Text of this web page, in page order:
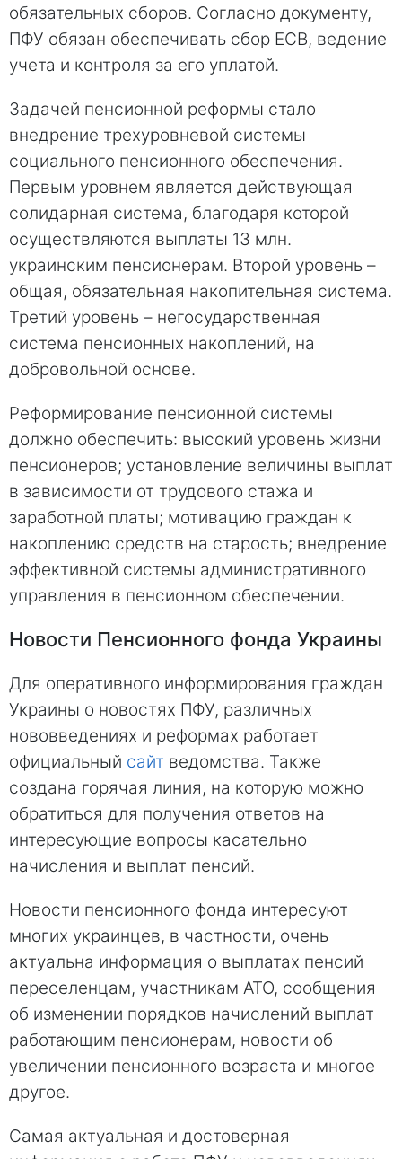
обязательных сборов. Согласно документу,
ПФУ обязан обеспечивать сбор ЕСВ, ведение
учета и контроля за его уплатой.
Задачей пенсионной реформы стало
внедрение трехуровневой системы
социального пенсионного обеспечения.
Первым уровнем является действующая
солидарная система, благодаря которой
осуществляются выплаты 13 млн.
украинским пенсионерам. Второй уровень –
общая, обязательная накопительная система.
Третий уровень – негосударственная
система пенсионных накоплений, на
добровольной основе.
Реформирование пенсионной системы
должно обеспечить: высокий уровень жизни
пенсионеров; установление величины выплат
в зависимости от трудового стажа и
заработной платы; мотивацию граждан к
накоплению средств на старость; внедрение
эффективной системы административного
управления в пенсионном обеспечении.
Новости Пенсионного фонда Украины
Для оперативного информирования граждан
Украины о новостях ПФУ, различных
нововведениях и реформах работает
официальный сайт ведомства. Также
создана горячая линия, на которую можно
обратиться для получения ответов на
интересующие вопросы касательно
начисления и выплат пенсий.
Новости пенсионного фонда интересуют
многих украинцев, в частности, очень
актуальна информация о выплатах пенсий
переселенцам, участникам АТО, сообщения
об изменении порядков начислений выплат
работающим пенсионерам, новости об
увеличении пенсионного возраста и многое
другое.
Самая актуальная и достоверная